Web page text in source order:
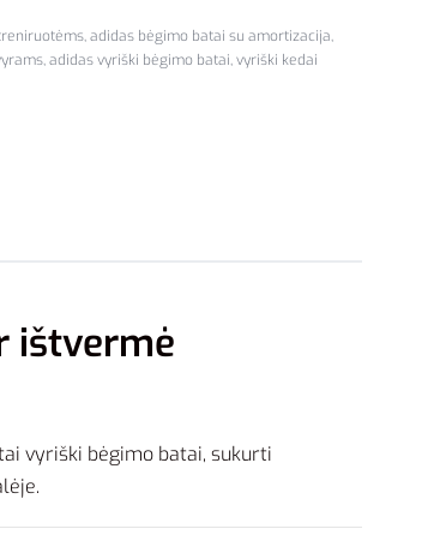
,adidas bėgimo batai su amortizacija,
,adidas vyriški bėgimo batai,vyriški kedai
ištvermė
vyriški bėgimo batai, sukurti